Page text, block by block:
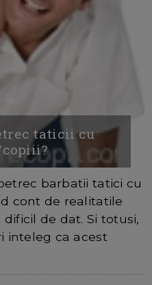
taticii cu
barbatii tatici cu
cont de realitatile
de dat. Si totusi,
inteleg ca acest